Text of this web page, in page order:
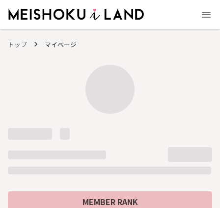
トップ マイページ
MEMBER RANK